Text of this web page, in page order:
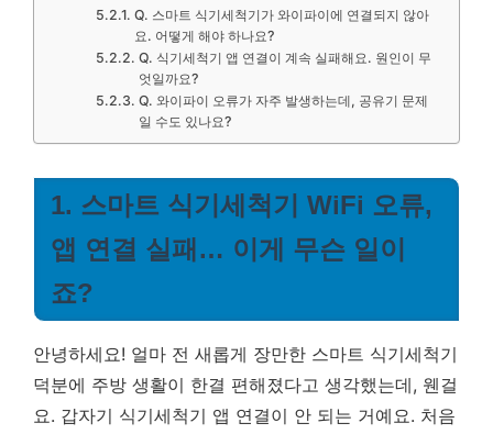
Q. 스마트 식기세척기가 와이파이에 연결되지 않아
요. 어떻게 해야 하나요?
Q. 식기세척기 앱 연결이 계속 실패해요. 원인이 무
엇일까요?
Q. 와이파이 오류가 자주 발생하는데, 공유기 문제
일 수도 있나요?
1. 스마트 식기세척기 WiFi 오류,
앱 연결 실패… 이게 무슨 일이
죠?
안녕하세요! 얼마 전 새롭게 장만한 스마트 식기세척기
덕분에 주방 생활이 한결 편해졌다고 생각했는데, 웬걸
요. 갑자기 식기세척기 앱 연결이 안 되는 거예요. 처음